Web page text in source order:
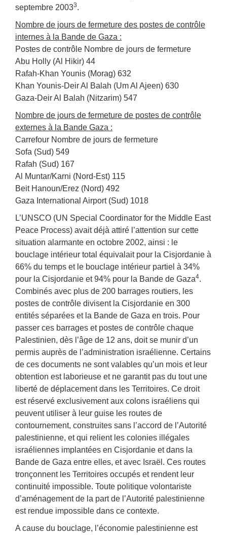
septembre 20033.
Nombre de jours de fermeture des postes de contrôle
internes à la Bande de Gaza :
Postes de contrôle Nombre de jours de fermeture
Abu Holly (Al Hikir) 44
Rafah-Khan Younis (Morag) 632
Khan Younis-Deir Al Balah (Um Al Ajeen) 630
Gaza-Deir Al Balah (Nitzarim) 547
Nombre de jours de fermeture de postes de contrôle
externes à la Bande Gaza :
Carrefour Nombre de jours de fermeture
Sofa (Sud) 549
Rafah (Sud) 167
Al Muntar/Karni (Nord-Est) 115
Beit Hanoun/Erez (Nord) 492
Gaza International Airport (Sud) 1018
L’UNSCO (UN Special Coordinator for the Middle East
Peace Process) avait déjà attiré l’attention sur cette
situation alarmante en octobre 2002, ainsi : le
bouclage intérieur total équivalait pour la Cisjordanie à
66% du temps et le bouclage intérieur partiel à 34%
pour la Cisjordanie et 94% pour la Bande de Gaza4.
Combinés avec plus de 200 barrages routiers, les
postes de contrôle divisent la Cisjordanie en 300
entités séparées et la Bande de Gaza en trois. Pour
passer ces barrages et postes de contrôle chaque
Palestinien, dès l’âge de 12 ans, doit se munir d’un
permis auprès de l’administration israélienne. Certains
de ces documents ne sont valables qu’un mois et leur
obtention est laborieuse et ne garantit pas du tout une
liberté de déplacement dans les Territoires. Ce droit
est réservé exclusivement aux colons israéliens qui
peuvent utiliser à leur guise les routes de
contournement, construites sans l’accord de l’Autorité
palestinienne, et qui relient les colonies illégales
israéliennes implantées en Cisjordanie et dans la
Bande de Gaza entre elles, et avec Israël. Ces routes
tronçonnent les Territoires occupés et rendent leur
continuité impossible. Toute politique volontariste
d’aménagement de la part de l’Autorité palestinienne
est rendue impossible dans ce contexte.
A cause du bouclage, l’économie palestinienne est